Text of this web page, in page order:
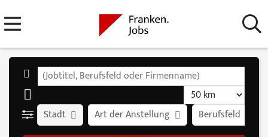
Stadt Art der Anstellung Berufsfeld